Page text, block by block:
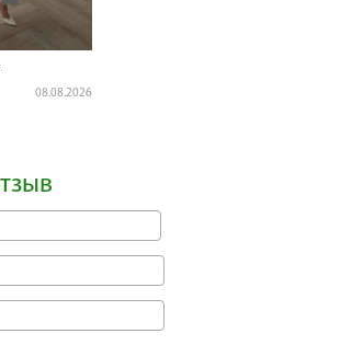
08.08.2026